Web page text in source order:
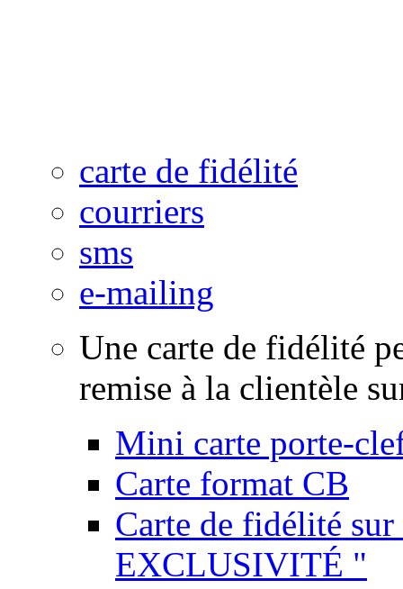
carte de fidélité
courriers
sms
e-mailing
Une carte de fidélité
remise à la clientèle
Mini carte porte-
Carte format CB
Carte de fidélité
EXCLUSIVITÉ "